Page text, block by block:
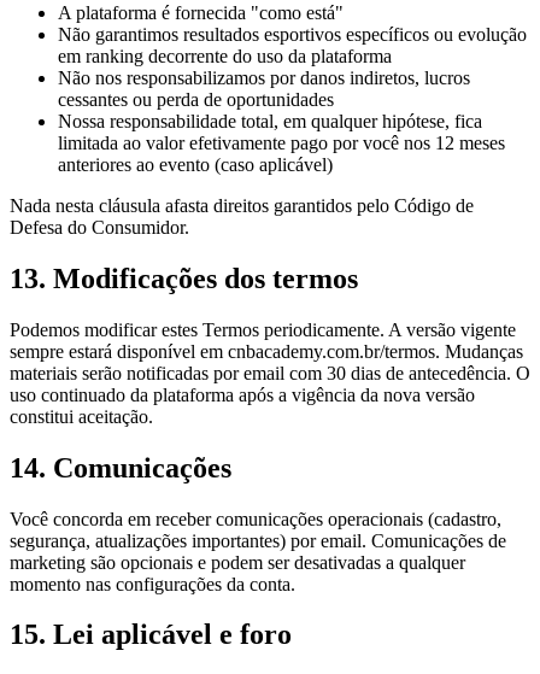
A plataforma é fornecida "como está"
Não garantimos resultados esportivos específicos ou evolução
em ranking decorrente do uso da plataforma
Não nos responsabilizamos por danos indiretos, lucros
cessantes ou perda de oportunidades
Nossa responsabilidade total, em qualquer hipótese, fica
limitada ao valor efetivamente pago por você nos 12 meses
anteriores ao evento (caso aplicável)
Nada nesta cláusula afasta direitos garantidos pelo Código de
Defesa do Consumidor.
13. Modificações dos termos
Podemos modificar estes Termos periodicamente. A versão vigente
sempre estará disponível em cnbacademy.com.br/termos. Mudanças
materiais serão notificadas por email com 30 dias de antecedência. O
uso continuado da plataforma após a vigência da nova versão
constitui aceitação.
14. Comunicações
Você concorda em receber comunicações operacionais (cadastro,
segurança, atualizações importantes) por email. Comunicações de
marketing são opcionais e podem ser desativadas a qualquer
momento nas configurações da conta.
15. Lei aplicável e foro